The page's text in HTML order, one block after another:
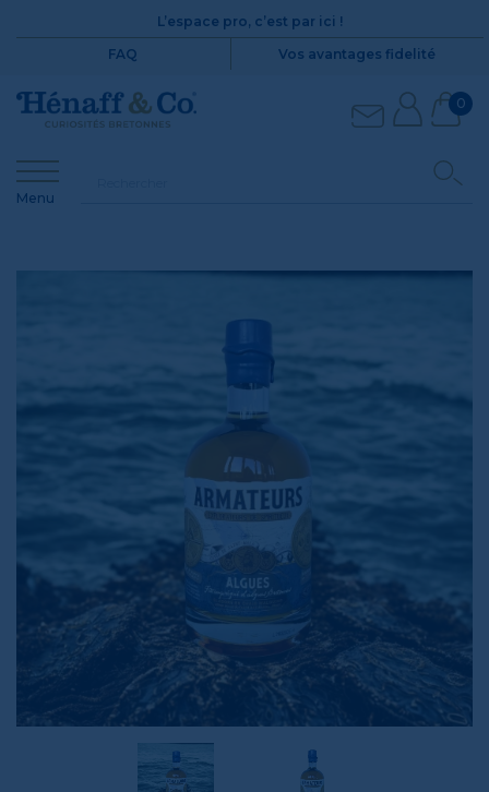
L’espace pro, c’est par ici !
FAQ
Vos avantages fidelité
0
Menu